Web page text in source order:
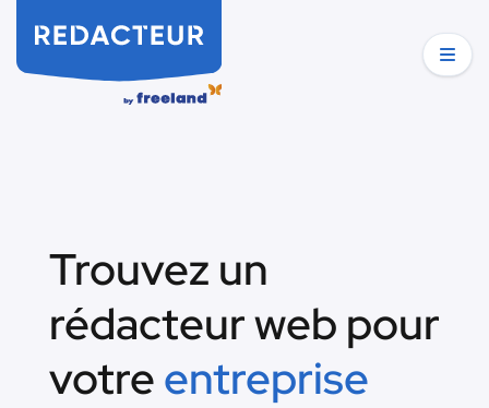
Trouvez un
rédacteur web pour
votreentreprise